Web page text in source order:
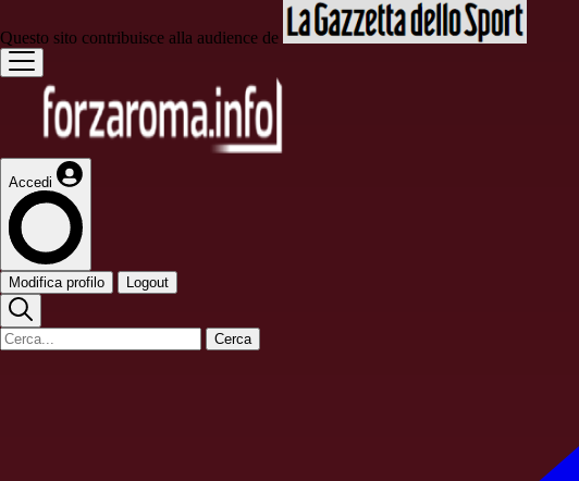
Questo sito contribuisce alla audience de
Accedi
Modifica profilo Logout
Cerca